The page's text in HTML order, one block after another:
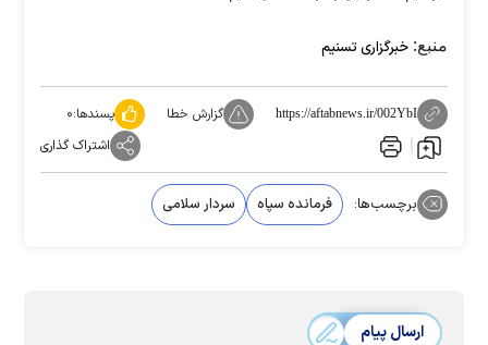
منبع: خبرگزاری تسنیم
https://aftabnews.ir/002YbI گزارش خطا پسندها:۰
اشتراک گذاری
برچسب‌ها: فرمانده سپاه سردار سلامی
ارسال پیام